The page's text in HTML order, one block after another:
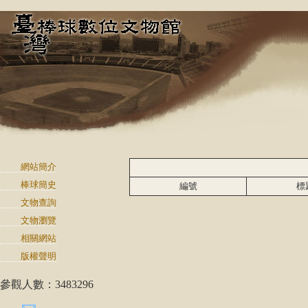
網站簡介
棒球簡史
文物查詢
文物瀏覽
相關網站
版權聲明
參觀人數：3483296
編號 標